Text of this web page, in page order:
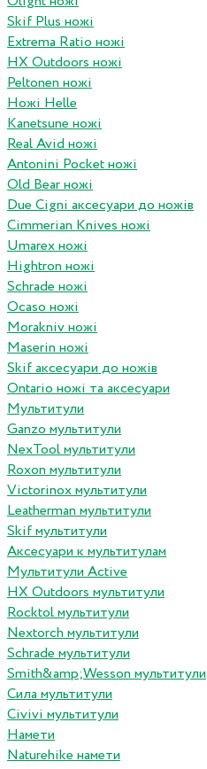
Skif Plus ножі
Extrema Ratio ножі
HX Outdoors ножі
Peltonen ножі
Ножі Helle
Kanetsune ножі
Real Avid ножі
Antonini Pocket ножі
Old Bear ножі
Due Cigni аксесуари до ножів
Cimmerian Knives ножі
Umarex ножі
Hightron ножі
Schrade ножі
Ocaso ножі
Morakniv ножі
Maserin ножі
Skif аксесуари до ножів
Ontario ножі та аксесуари
Мультитули
Ganzo мультитули
NexTool мультитули
Roxon мультитули
Victorinox мультитули
Leatherman мультитули
Skif мультитули
Аксесуари к мультитулам
Мультитули Active
HX Outdoors мультитули
Rocktol мультитули
Nextorch мультитули
Schrade мультитули
Smith&amp;Wesson мультитули
Сила мультитули
Civivi мультитули
Намети
Naturehike намети